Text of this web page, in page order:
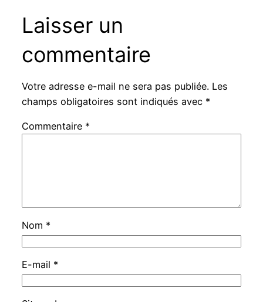
Laisser un
commentaire
Votre adresse e-mail ne sera pas publiée. Les
champs obligatoires sont indiqués avec *
Commentaire *
Nom *
E-mail *